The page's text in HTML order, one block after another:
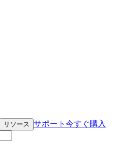
リソース サポート 今すぐ購入